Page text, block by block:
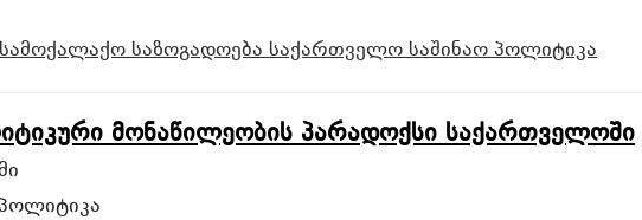
სამოქალაქო საზოგადოებასაქართველოსაშინაო პოლიტიკა
მონაწილეობის პარადოქსი საქართველოში